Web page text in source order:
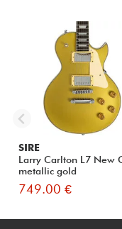
SIRE
Larry Carlton L7 New
metallic gold
749.00 €